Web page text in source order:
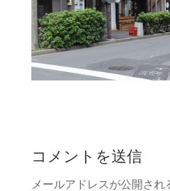
コメントを送信
メールアドレスが公開され